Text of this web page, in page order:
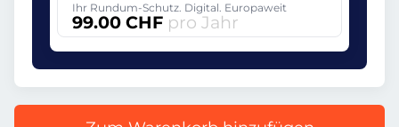
Ihr Rundum-Schutz. Digital. Europaweit
99.00 CHF pro Jahr